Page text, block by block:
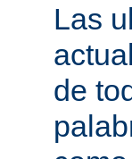
Las
de